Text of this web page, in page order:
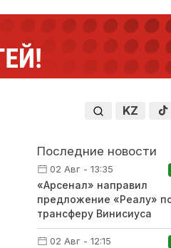
KZ
Последние новости
02 Авг - 13:35
«Арсенал» направил
предложение «Реалу»
трансферу Винисиуса
02 Авг - 12:15